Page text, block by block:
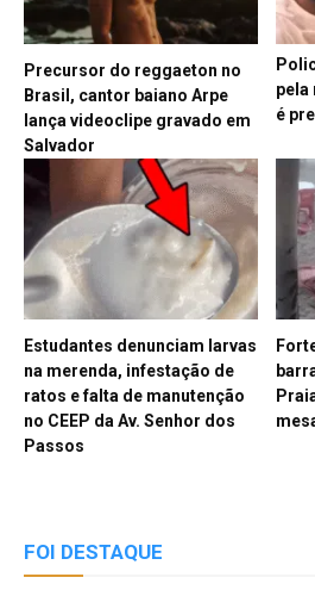
Precursor do reggaeton no
Brasil, cantor baiano Arpe
lança videoclipe gravado em
Salvador
pela
é
Estudantes denunciam larvas
na merenda, infestação de
ratos e falta de manutenção
no CEEP da Av. Senhor dos
Passos
FOI DESTAQUE